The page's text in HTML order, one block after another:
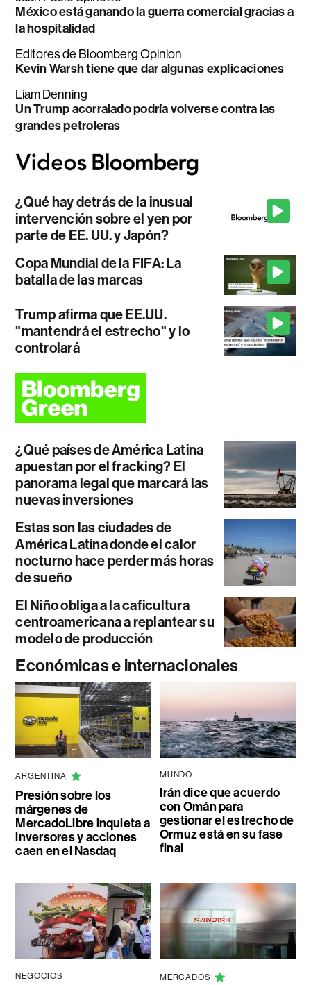
México está ganando la guerra comercial gracias a
la hospitalidad
Editores de Bloomberg Opinion
Kevin Warsh tiene que dar algunas explicaciones
Liam Denning
Un Trump acorralado podría volverse contra las
grandes petroleras
¿Qué hay detrás de la inusual
intervención sobre el yen por
parte de EE. UU. y Japón?
Copa Mundial de la FIFA: La
batalla de las marcas
Trump afirma que EE.UU.
"mantendrá el estrecho" y lo
controlará
¿Qué países de América Latina
apuestan por el fracking? El
panorama legal que marcará las
nuevas inversiones
Estas son las ciudades de
América Latina donde el calor
nocturno hace perder más horas
de sueño
El Niño obliga a la caficultura
centroamericana a replantear su
modelo de producción
Económicas e internacionales
ARGENTINA
Presión sobre los
márgenes de
MercadoLibre inquieta a
inversores y acciones
caen en el Nasdaq
MUNDO
Irán dice que acuerdo
con Omán para
gestionar el estrecho de
Ormuz está en su fase
final
NEGOCIOS MERCADOS